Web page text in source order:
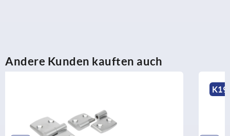
Andere Kunden kauften auch